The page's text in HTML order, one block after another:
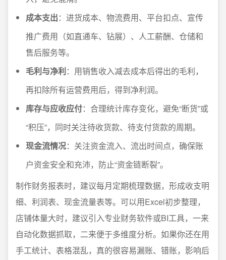
成本支出：进货成本、物流费用、平台扣点、宣传
推广费用（如直通车、钻展）、人工薪酬、仓储和
售后服务等。
毛利与净利：用销售收入减去成本后得出的毛利，
再扣除所有运营费用后，得到净利润。
库存与应收应付：合理统计库存变化，避免“断货”或
“积压”，同时关注待收货款、待支付货款的周期。
现金流情况：关注资金流入、流出时间点，确保账
户资金安全和充沛，防止“资金链断裂”。
制作财务报表时，建议每月定期梳理数据，形成收支明
细、利润表、现金流量表等。可以用Excel初步整理，
店铺体量大时，建议引入专业财务软件或BI工具，一来
自动化数据抓取，二来便于多维度分析。如果你还在用
手工统计、表格混乱，真的很容易漏账、错账，影响后